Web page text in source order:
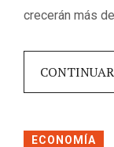
crecerán más
ECONOMÍA